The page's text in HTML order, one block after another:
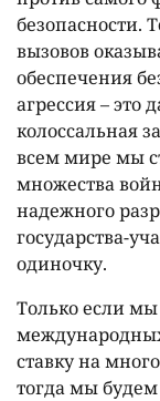
вызовов
обеспечения
агрессия – это
колоссальная
всем мире мы
множества
надежного
государства-
одиночку.
Только если
ставку на
тогда мы